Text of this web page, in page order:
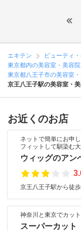
エキテン ビューティ
東京都内の美容室・美容
東京都八王子市の美容室
京王八王子駅の美容室・
お近くのお店
ネットで簡単にお申
フィットして馴染む
ウィッグのアン
京王八王子駅から徒
神奈川と東京でカッ
スーパーカッ